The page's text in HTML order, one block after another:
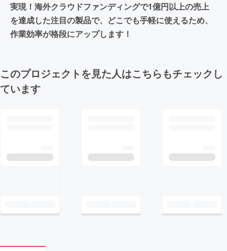
実現！海外クラウドファンディングで1億円以上の売上
を達成した注目の製品で、どこでも手軽に使えるため、
作業効率が格段にアップします！
このプロジェクトを見た人はこちらもチェックし
ています